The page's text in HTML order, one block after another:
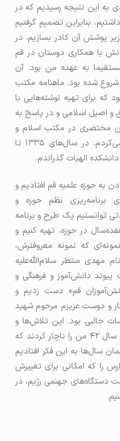
جمع بندی به این نتیجه رسیدیم که در
بنابراین تصمیم گرفتیم
پوشش آن کادر بسازیم. در
و دانش با همکاری دوستان در قم
به عهده من بود. آن
شروع شده بود. ماهنامه مکتب
که برای تهیه نوشته‌هایی با
و اصیل اسلامی و در پاسخ به
مختصری در مکتب اسلام و
بعد بیشتر در مکتب تشیع، همکاری می‌کردم. در سال‌های ۱۳۳۵ تا
دادن به حوزه علمیه قم افتادیم و
برنامه‌ریزی نظم حوزه و
توانستیم یک طرح و برنامه
در حوزه، تهیه کنیم و
که نمونه معروفترش،
مهدی منتظر سلام‌الله‌علیه
تقویت پیوند دانش‌آموز و فرهنگی و
قم» دست زدیم و
و دوست عزیزم مرحوم شهید
جالبی بود. این تلاش‌ها و
کوشش‌ها بر رژیم گران آمد و در زمستان سال ۴۲ من را ناچار کردند که
سال‌ها به این فکر افتادیم
را که امکانی برای تغییرش
دستگاه‌های جهنمی رژیم، در